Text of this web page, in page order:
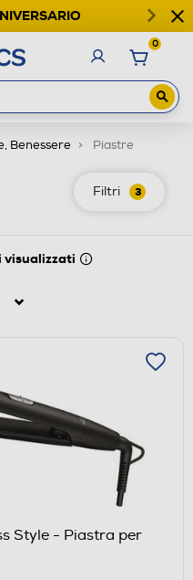
0
Benessere Piastre
Filtri 3
visualizzati
Style - Piastra per